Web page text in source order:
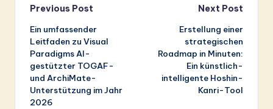
Post
navigation
Previous Post
Ein umfassender
Leitfaden zu Visual
Paradigms AI-
gestützter TOGAF-
und ArchiMate-
Unterstützung im Jahr
2026
Next Post
Erstellung einer
strategischen
Roadmap in Minuten:
Ein künstlich-
intelligente Hoshin-
Kanri-Tool